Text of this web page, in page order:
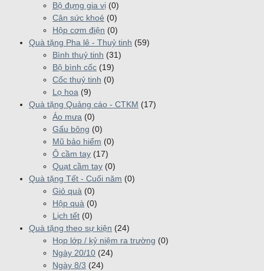
Bộ đựng gia vị (0)
Cân sức khoẻ (0)
Hộp cơm điện (0)
Quà tặng Pha lê - Thuỷ tinh (59)
Bình thuỷ tinh (31)
Bộ bình cốc (19)
Cốc thuỷ tinh (0)
Lọ hoa (9)
Quà tặng Quảng cáo - CTKM (17)
Áo mưa (0)
Gấu bông (0)
Mũ bảo hiểm (0)
Ô cầm tay (17)
Quạt cầm tay (0)
Quà tặng Tết - Cuối năm (0)
Giỏ quà (0)
Hộp quà (0)
Lịch tết (0)
Quà tặng theo sự kiện (24)
Họp lớp / kỷ niệm ra trường (0)
Ngày 20/10 (24)
Ngày 8/3 (24)